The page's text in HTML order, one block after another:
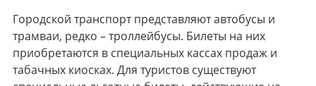
Городской транспорт представляют автобусы и
трамваи, редко – троллейбусы. Билеты на них
приобретаются в специальных кассах продаж и
табачных киосках. Для туристов существуют